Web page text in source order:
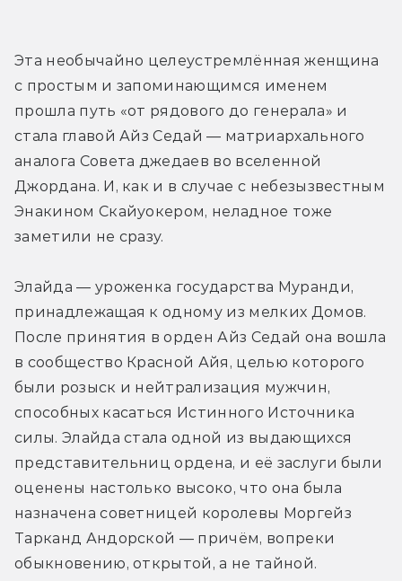
Эта необычайно целеустремлённая женщина
с простым и запоминающимся именем
прошла путь «от рядового до генерала» и
стала главой Айз Седай — матриархального
аналога Совета джедаев во вселенной
Джордана. И, как и в случае с небезызвестным
Энакином Скайуокером, неладное тоже
заметили не сразу.
Элайда — уроженка государства Муранди,
принадлежащая к одному из мелких Домов.
После принятия в орден Айз Седай она вошла
в сообщество Красной Айя, целью которого
были розыск и нейтрализация мужчин,
способных касаться Истинного Источника
силы. Элайда стала одной из выдающихся
представительниц ордена, и её заслуги были
оценены настолько высоко, что она была
назначена советницей королевы Моргейз
Тарканд Андорской — причём, вопреки
обыкновению, открытой, а не тайной.